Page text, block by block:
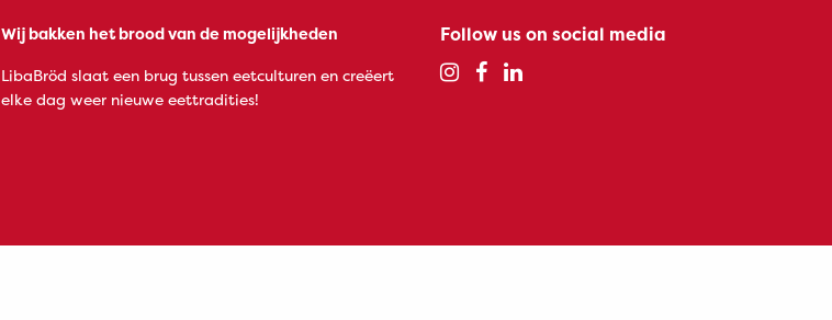
Wij bakken het brood van de mogelijkheden
LibaBröd slaat een brug tussen eetculturen en creëert
elke dag weer nieuwe eettradities!
Follow us on social media